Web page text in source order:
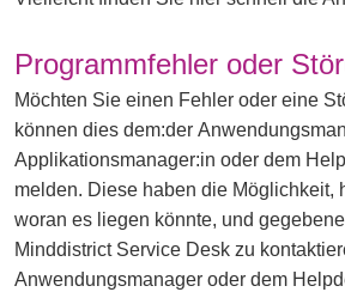
e
Programmfehler oder
Möchten Sie einen Fehler oder eine
können dies dem:der
Applikationsmanager:in oder dem
melden. Diese haben die Möglichkeit,
woran es liegen könnte, und
Minddistrict Service Desk zu
Anwendungsmanager oder dem